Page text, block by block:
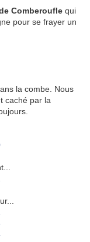
Comberoufle qui
pour se frayer un
la combe. Nous
caché par la